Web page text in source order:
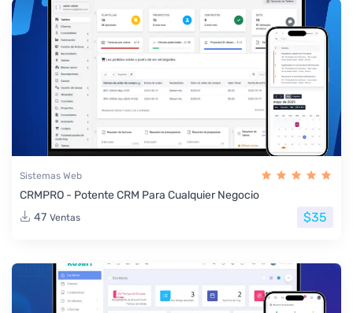
Sistemas Web
CRMPRO - Potente CRM Para Cualquier Negocio
47 Ventas $35